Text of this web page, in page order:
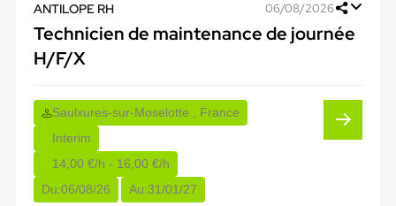
ANTILOPE RH 06/08/2026
Technicien de maintenance de journée
H/F/X
Saulxures-sur-Moselotte , France
Interim
14,00 €/h - 16,00 €/h
Du:06/08/26 Au:31/01/27